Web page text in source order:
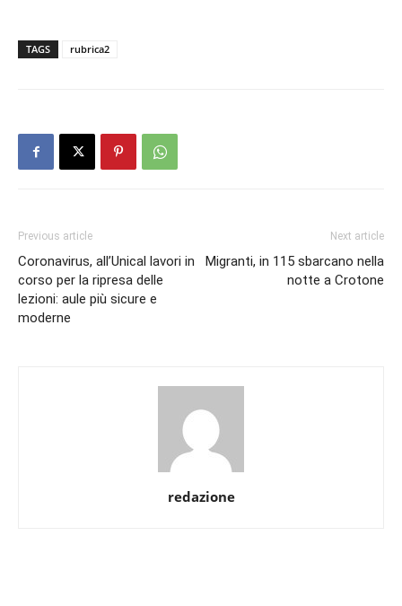
TAGS rubrica2
Previous article
Coronavirus, all’Unical lavori in
corso per la ripresa delle
lezioni: aule più sicure e
moderne
Next article
Migranti, in 115 sbarcano nella
notte a Crotone
redazione